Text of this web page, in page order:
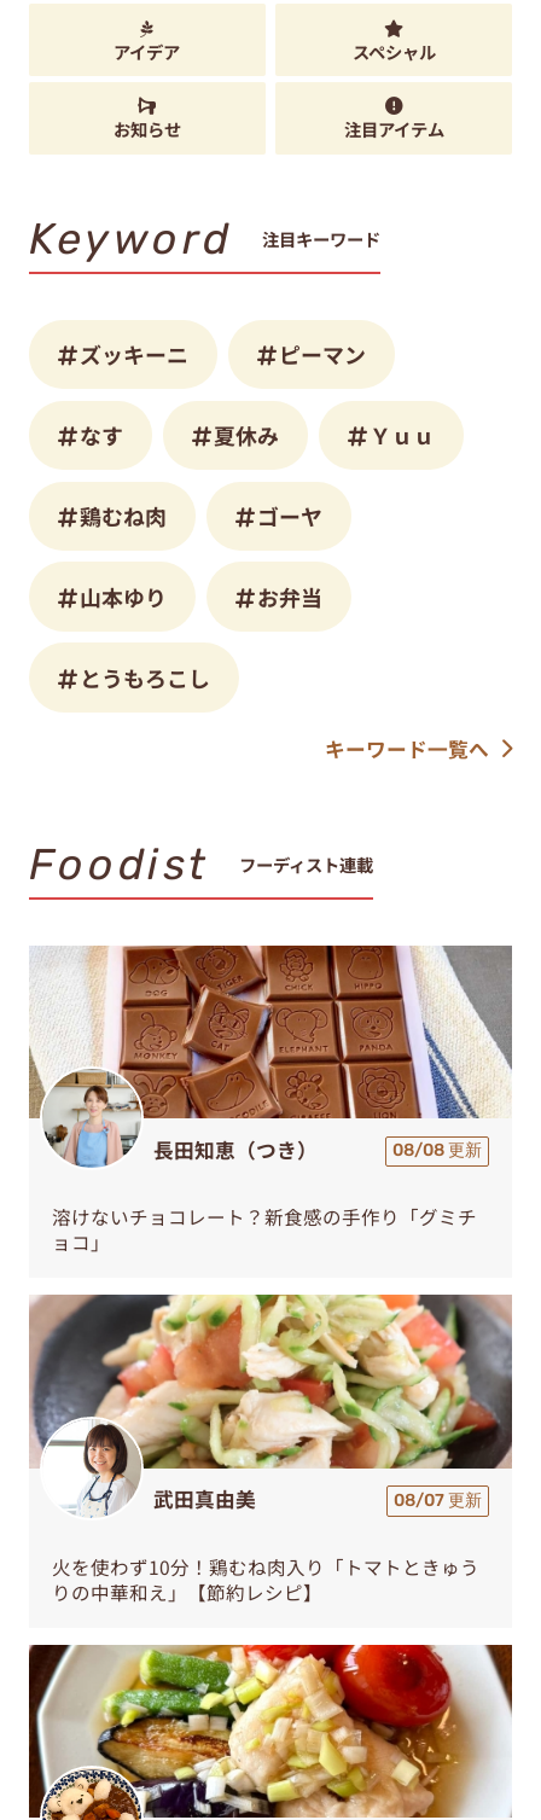
アイデア スペシャル
お知らせ 注目アイテム
Keyword 注目キーワード
ズッキーニ ピーマン
なす 夏休み Ｙｕｕ
鶏むね肉 ゴーヤ
山本ゆり お弁当
とうもろこし
キーワード一覧へ
Foodist フーディスト連載
長田知恵（つき） 08/08 更新
溶けないチョコレート？新食感の手作り「グミチ
ョコ」
武田真由美 08/07 更新
火を使わず10分！鶏むね肉入り「トマトときゅう
りの中華和え」【節約レシピ】